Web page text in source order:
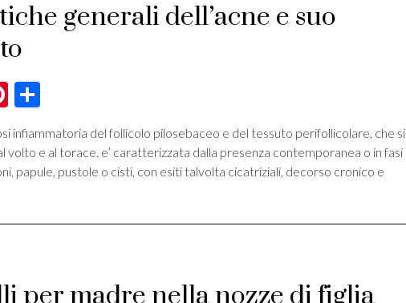
generali dell’acne e suo
Pinterest
Condividi
infiammatoria del follicolo pilosebaceo e del tessuto perifollicolare, che si
volto e al torace. e’ caratterizzata dalla presenza contemporanea o in fasi
papule, pustole o cisti, con esiti talvolta cicatriziali, decorso cronico e
per madre nella nozze di figlia